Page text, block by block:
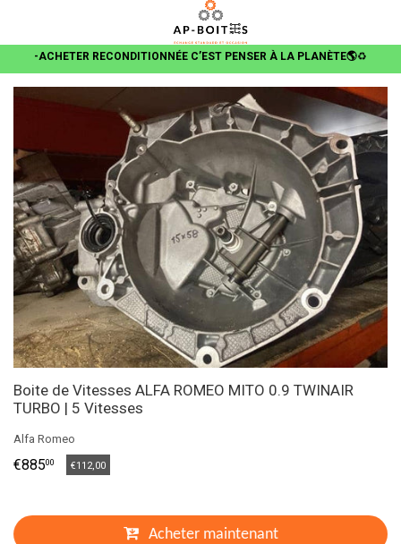
-ACHETER RECONDITIONNÉE C’EST PENSER À LA PLANÈTE🌎♻️
Boite de Vitesses ALFA ROMEO MITO 0.9 TWINAIR
TURBO | 5 Vitesses
Alfa Romeo
€88500 €112,00
Acheter maintenant